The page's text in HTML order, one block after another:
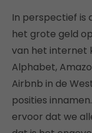
In perspectief is
het grote geld
van het internet
Alphabet,
Airbnb in de
posities
ervoor dat we